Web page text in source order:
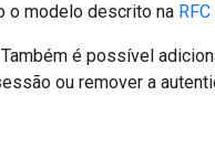
o modelo descrito na
é possível
ou remover a